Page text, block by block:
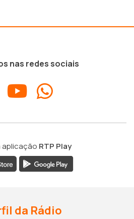
nas redes sociais
aplicação RTP Play
da Rádio